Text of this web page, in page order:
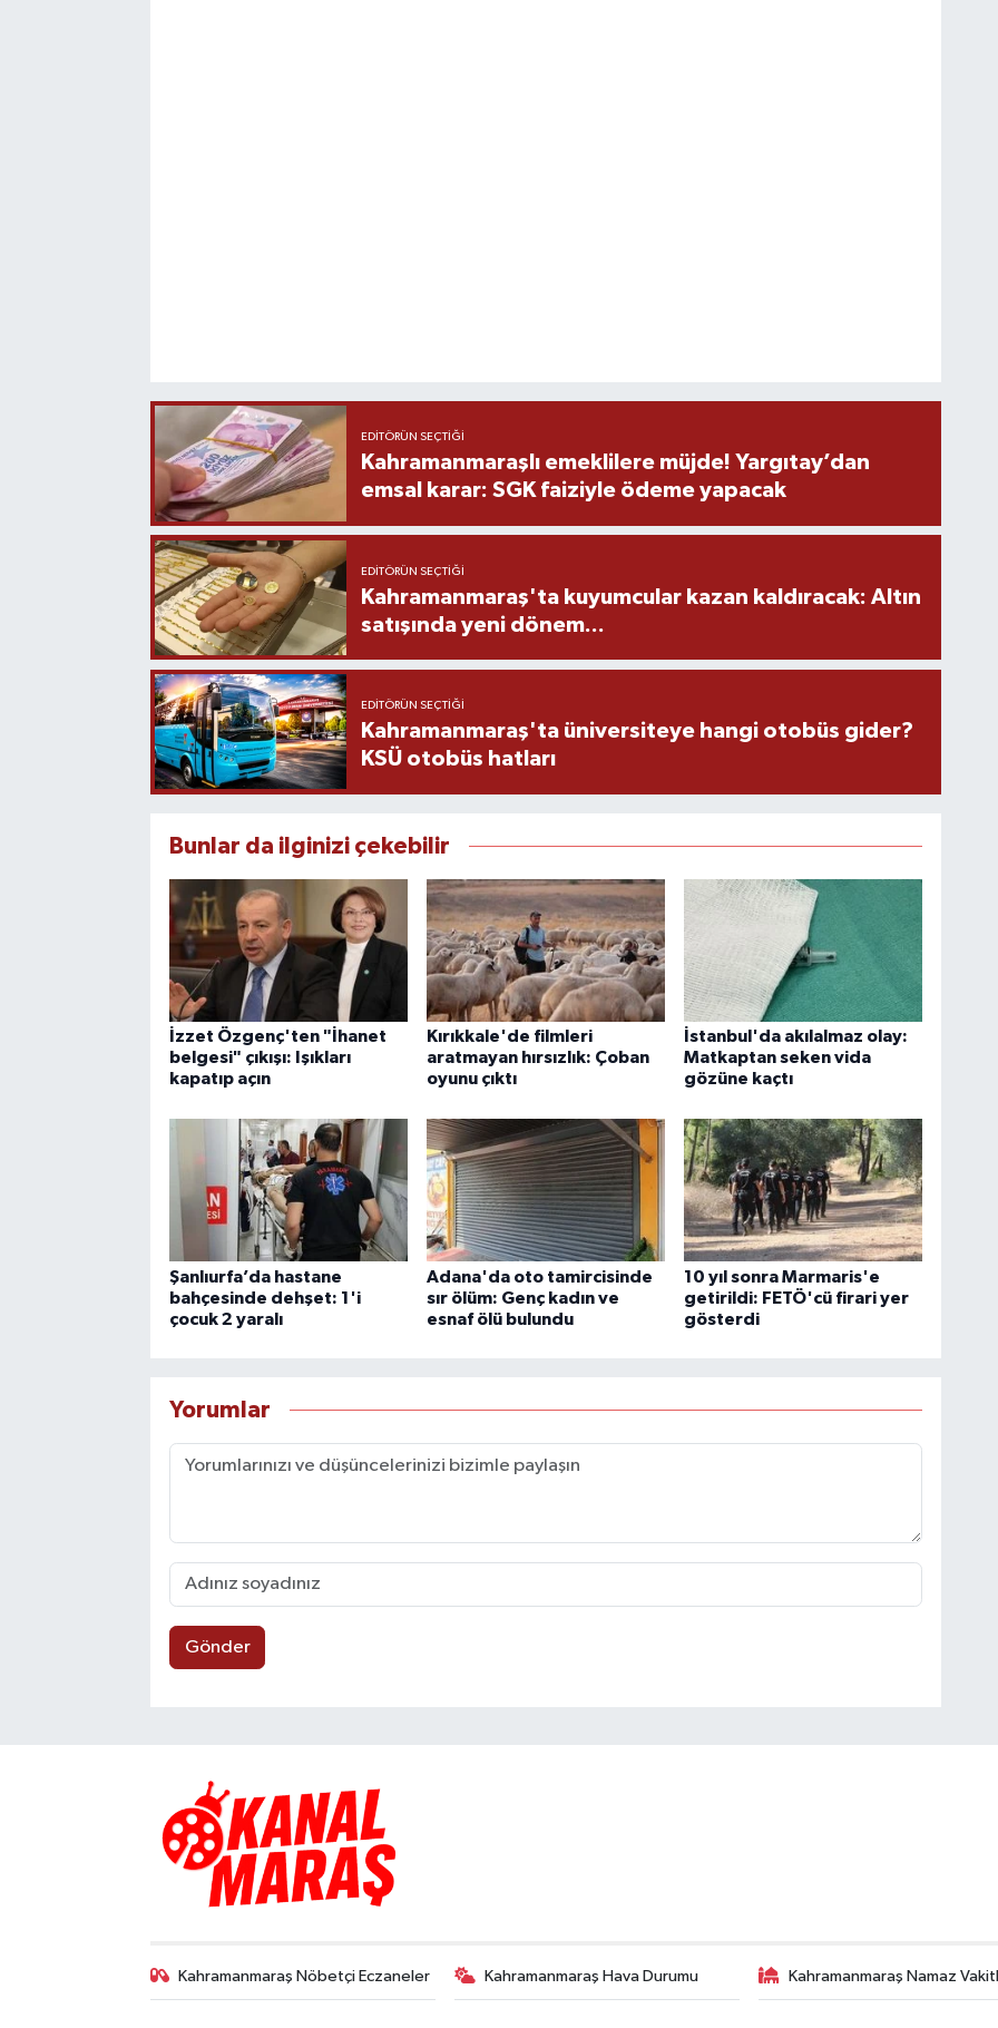
EDITÖRÜN SEÇTIĞI
Kahramanmaraşlı emeklilere müjde! Yargıtay’dan
emsal karar: SGK faiziyle ödeme yapacak
EDITÖRÜN SEÇTIĞI
Kahramanmaraş'ta kuyumcular kazan kaldıracak: Altın
satışında yeni dönem...
EDITÖRÜN SEÇTIĞI
Kahramanmaraş'ta üniversiteye hangi otobüs gider?
KSÜ otobüs hatları
Bunlar da ilginizi çekebilir
İzzet Özgenç'ten "İhanet
belgesi" çıkışı: Işıkları
kapatıp açın
Kırıkkale'de filmleri
aratmayan hırsızlık: Çoban
oyunu çıktı
İstanbul'da akılalmaz olay:
Matkaptan seken vida
gözüne kaçtı
Şanlıurfa’da hastane
bahçesinde dehşet: 1'i
çocuk 2 yaralı
Adana'da oto tamircisinde
sır ölüm: Genç kadın ve
esnaf ölü bulundu
10 yıl sonra Marmaris'e
getirildi: FETÖ'cü firari yer
gösterdi
Yorumlar
Gönder
Kahramanmaraş Nöbetçi Eczaneler Kahramanmaraş Hava Durumu Kahramanmaraş Namaz